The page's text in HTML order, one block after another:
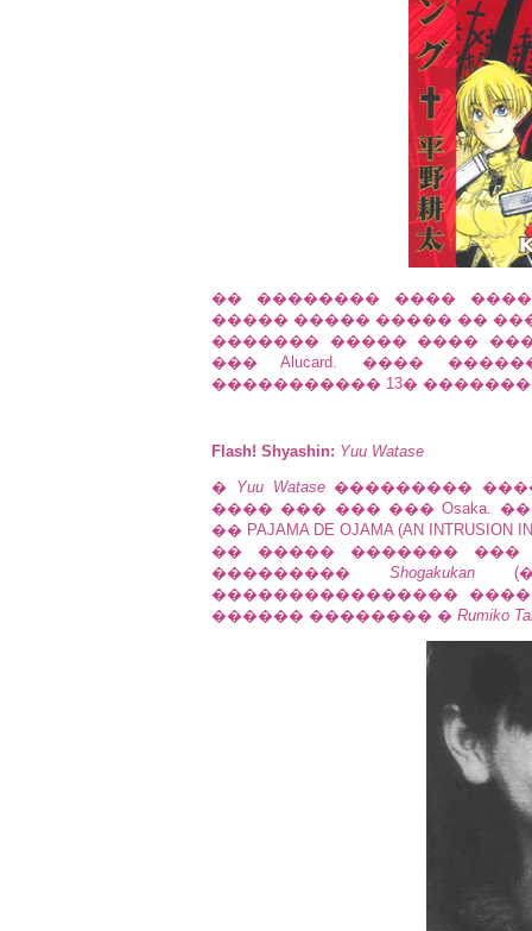
�� �������� ����
����� ����� ����� ��
������� ����� ����
��� Alucard. ����
����������� 13�
Flash! Shyashin: Yuu Watase
� Yuu Watase��������� ����
���� ��� ��� ��� Osaka.
�� PAJAMA DE OJAMA (AN
�� ����� ������� ���
���������Shogakukan
����������������
������ �������� � Rumiko